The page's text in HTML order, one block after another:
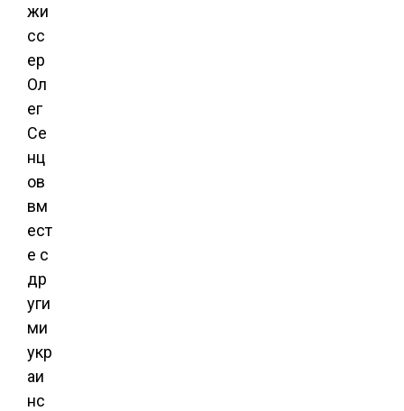
жи
сс
ер
Ол
ег
Се
нц
ов
вм
ест
е с
др
уги
ми
укр
аи
нс